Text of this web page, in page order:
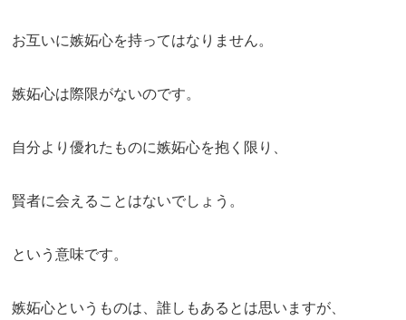
お互いに嫉妬心を持ってはなりません。
嫉妬心は際限がないのです。
自分より優れたものに嫉妬心を抱く限り、
賢者に会えることはないでしょう。
という意味です。
嫉妬心というものは、誰しもあるとは思いますが、